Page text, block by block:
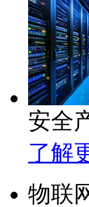
安全
了解
物联